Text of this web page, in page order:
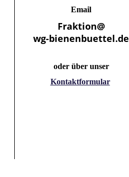
Email
Fraktion@
wg-bienenbuettel.de
oder über unser
Kontaktformular